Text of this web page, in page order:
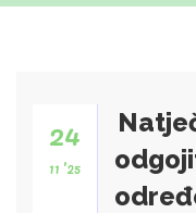
24
11 '25